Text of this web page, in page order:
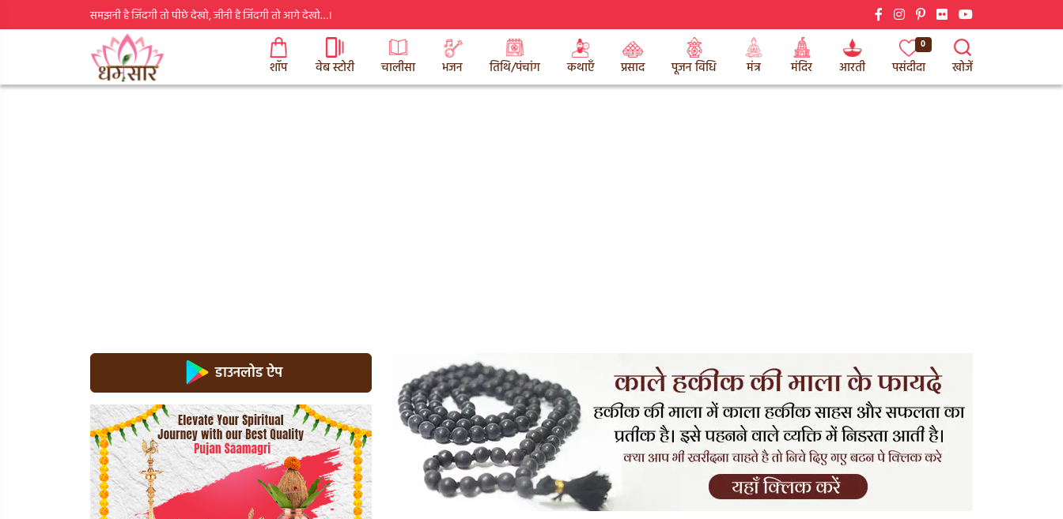
समझनी है जिंदगी तो पीछे देखो, जीनी है जिंदगी तो आगे देखो…।
शॉप वेब स्टोरी चालीसा भजन तिथि/पंचांग कथाएँ प्रसाद पूजन विधि मंत्र मंदिर आरती
0
पसंदीदा खोजें
डाउनलोड ऐप